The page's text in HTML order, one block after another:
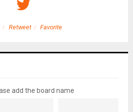
Retweet Favorite
add the board name